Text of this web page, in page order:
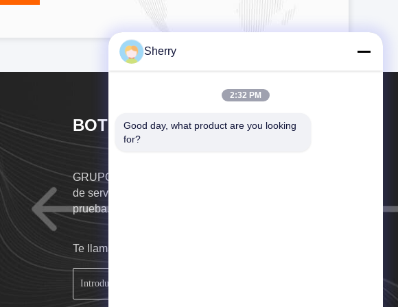
BOTO GROUP LTD
GRUPO LTD DE BOTO. Es un fabricante profesional
de servicio del equipo de prueba ambiental y de la
prueba.
Te llamaremos tan pronto como sea posible.
Sherry
2:32 PM
Good day, what product are you looking
for?